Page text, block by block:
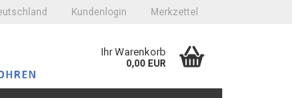
Kundenlogin Merkzettel
Ihr Warenkorb
0,00 EUR